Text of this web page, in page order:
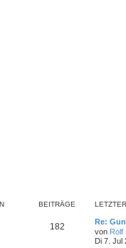
BEITRÄGE
182
Re:
von Rolf
Di 7. Jul